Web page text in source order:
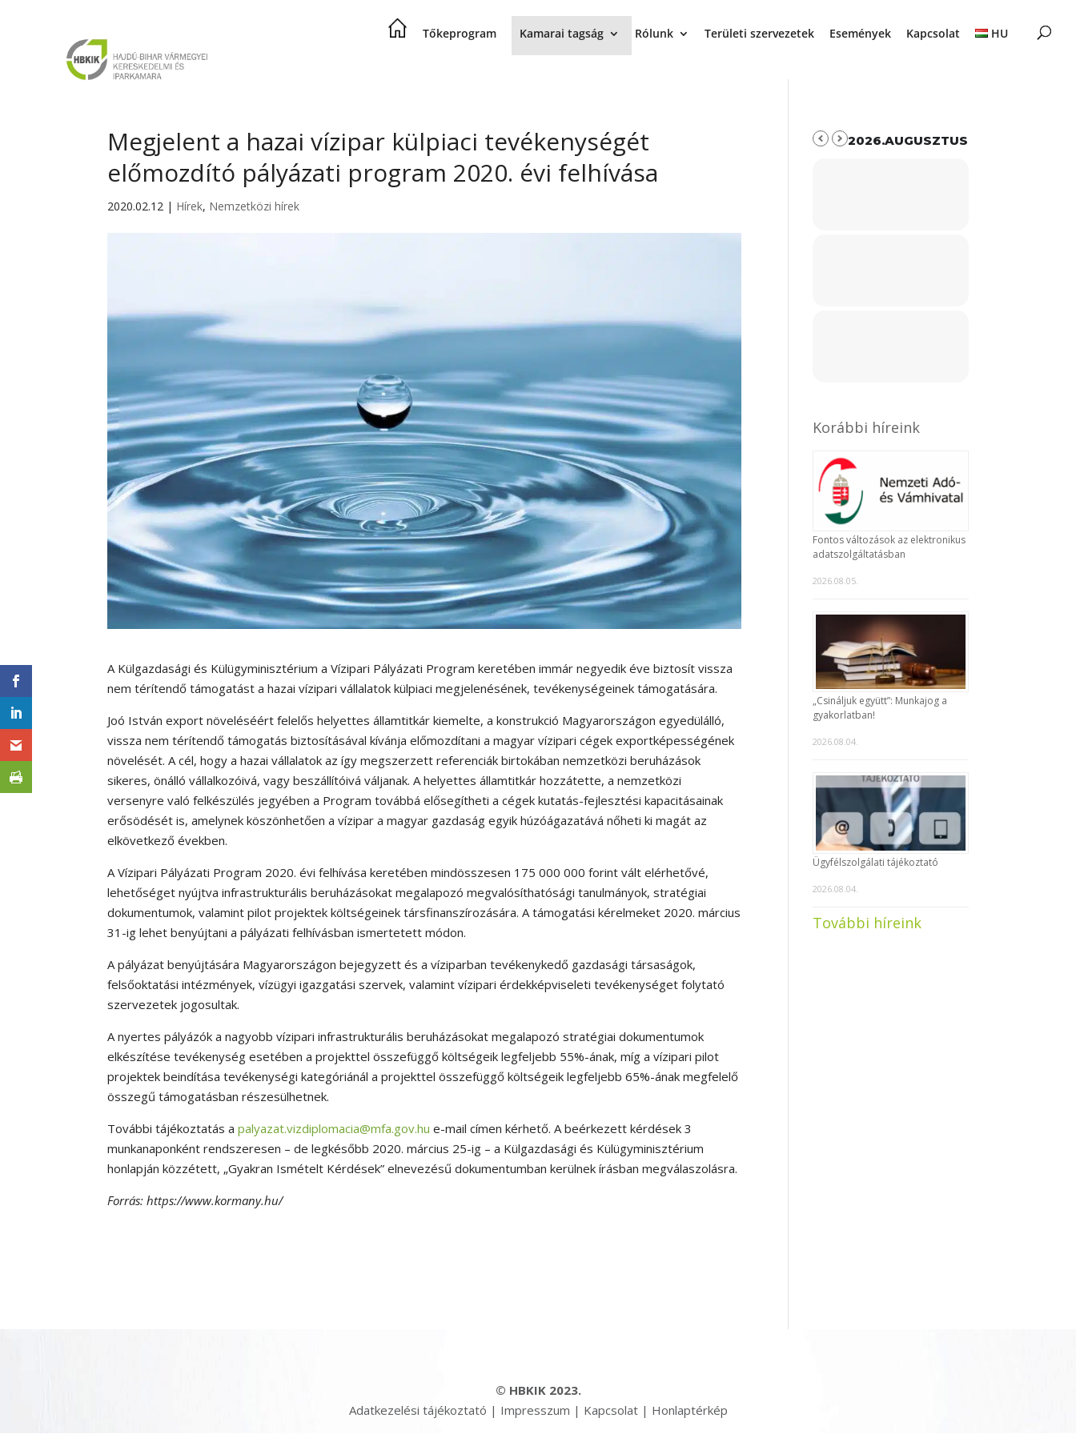
Tőkeprogram Kamarai tagság Rólunk Területi szervezetek Események Kapcsolat HU
Megjelent a hazai vízipar külpiaci tevékenységét
előmozdító pályázati program 2020. évi felhívása
2020.02.12 | Hírek, Nemzetközi hírek
A Külgazdasági és Külügyminisztérium a Vízipari Pályázati Program keretében immár negyedik éve biztosít vissza
nem térítendő támogatást a hazai vízipari vállalatok külpiaci megjelenésének, tevékenységeinek támogatására.
Joó István export növeléséért felelős helyettes államtitkár kiemelte, a konstrukció Magyarországon egyedülálló,
vissza nem térítendő támogatás biztosításával kívánja előmozdítani a magyar vízipari cégek exportképességének
növelését. A cél, hogy a hazai vállalatok az így megszerzett referenciák birtokában nemzetközi beruházások
sikeres, önálló vállalkozóivá, vagy beszállítóivá váljanak. A helyettes államtitkár hozzátette, a nemzetközi
versenyre való felkészülés jegyében a Program továbbá elősegítheti a cégek kutatás-fejlesztési kapacitásainak
erősödését is, amelynek köszönhetően a vízipar a magyar gazdaság egyik húzóágazatává nőheti ki magát az
elkövetkező években.
A Vízipari Pályázati Program 2020. évi felhívása keretében mindösszesen 175 000 000 forint vált elérhetővé,
lehetőséget nyújtva infrastrukturális beruházásokat megalapozó megvalósíthatósági tanulmányok, stratégiai
dokumentumok, valamint pilot projektek költségeinek társfinanszírozására. A támogatási kérelmeket 2020. március
31-ig lehet benyújtani a pályázati felhívásban ismertetett módon.
A pályázat benyújtására Magyarországon bejegyzett és a víziparban tevékenykedő gazdasági társaságok,
felsőoktatási intézmények, vízügyi igazgatási szervek, valamint vízipari érdekképviseleti tevékenységet folytató
szervezetek jogosultak.
A nyertes pályázók a nagyobb vízipari infrastrukturális beruházásokat megalapozó stratégiai dokumentumok
elkészítése tevékenység esetében a projekttel összefüggő költségeik legfeljebb 55%-ának, míg a vízipari pilot
projektek beindítása tevékenységi kategóriánál a projekttel összefüggő költségeik legfeljebb 65%-ának megfelelő
összegű támogatásban részesülhetnek.
További tájékoztatás apalyazat.vizdiplomacia@mfa.gov.hu e-mail címen kérhető. A beérkezett kérdések 3
munkanaponként rendszeresen – de legkésőbb 2020. március 25-ig – a Külgazdasági és Külügyminisztérium
honlapján közzétett, „Gyakran Ismételt Kérdések” elnevezésű dokumentumban kerülnek írásban megválaszolásra.
Forrás: https://www.kormany.hu/
2026.AUGUSZTUS
Korábbi híreink
Fontos változások az elektronikus
adatszolgáltatásban
2026.08.05.
„Csináljuk együtt”: Munkajog a
gyakorlatban!
2026.08.04.
Ügyfélszolgálati tájékoztató
2026.08.04.
További híreink
© HBKIK 2023.
Adatkezelési tájékoztató | Impresszum | Kapcsolat| Honlaptérkép